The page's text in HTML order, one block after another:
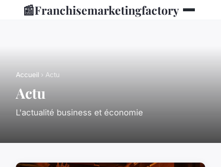
📰Franchisemarketingfactory
Accueil › Actu
Actu
L'actualité business et économie